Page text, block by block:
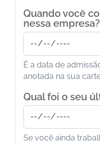
Quando você
nessa empresa?
É a data de
anotada na sua
Qual foi o seu
Se você ainda